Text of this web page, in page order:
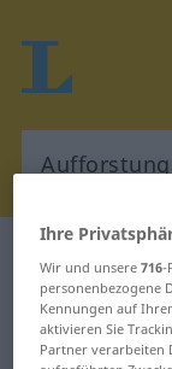
Deutsch-
für
Ihre
Wir und unsere716-
personenbezogene
Kennungen auf
aktivieren Sie
Partner verarbeiten